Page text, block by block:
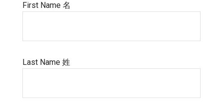
First Name 名
Last Name 姓